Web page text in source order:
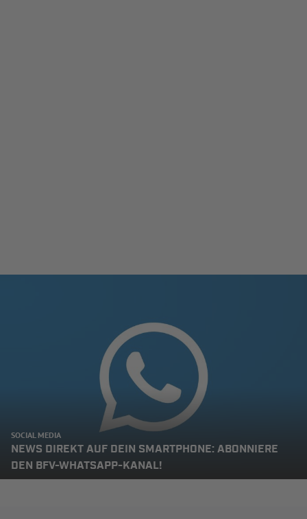
SOCIAL MEDIA
NEWS DIREKT AUF DEIN SMARTPHONE: ABONNIERE
DEN BFV-WHATSAPP-KANAL!